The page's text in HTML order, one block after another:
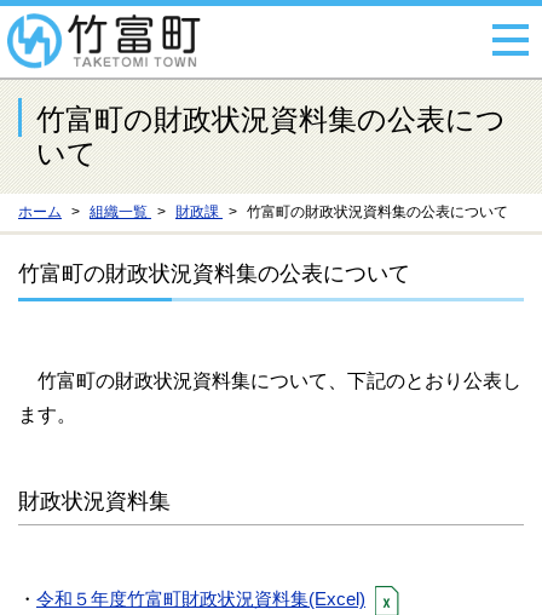
竹富町の財政状況資料集の公表につ
いて
ホーム 組織一覧 財政課 竹富町の財政状況資料集の公表について
竹富町の財政状況資料集の公表について
竹富町の財政状況資料集について、下記のとおり公表し
ます。
財政状況資料集
・ 令和５年度竹富町財政状況資料集(Excel)